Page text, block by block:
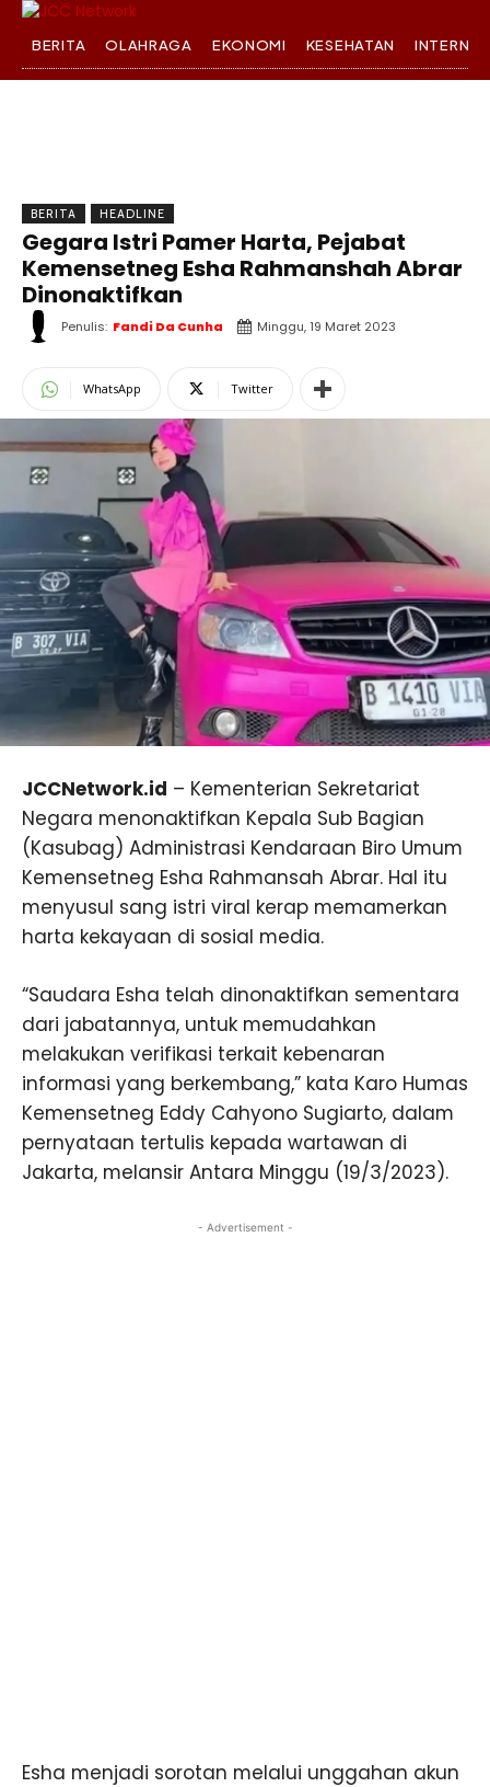
BERITA OLAHRAGA EKONOMI KESEHATAN
BERITA HEADLINE
Gegara Istri Pamer Harta, Pejabat
Kemensetneg Esha Rahmanshah Abrar
Dinonaktifkan
Penulis: Fandi Da Cunha Minggu, 19 Maret 2023
WhatsApp Twitter
JCCNetwork.id – Kementerian Sekretariat
Negara menonaktifkan Kepala Sub Bagian
(Kasubag) Administrasi Kendaraan Biro Umum
Kemensetneg Esha Rahmansah Abrar. Hal itu
menyusul sang istri viral kerap memamerkan
harta kekayaan di sosial media.
“Saudara Esha telah dinonaktifkan sementara
dari jabatannya, untuk memudahkan
melakukan verifikasi terkait kebenaran
informasi yang berkembang,” kata Karo Humas
Kemensetneg Eddy Cahyono Sugiarto, dalam
pernyataan tertulis kepada wartawan di
Jakarta, melansir Antara Minggu (19/3/2023).
- Advertisement -
Esha menjadi sorotan melalui unggahan akun